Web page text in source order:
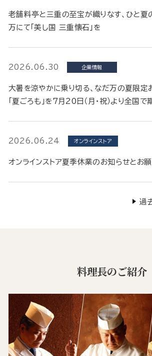
老舗料亭と三重の至宝が織りなす、ひと夏
万にて「美し国 三重懐石」を
2026.06.30 企業情報
大暑を涼やかに乗り切る、なだ万の夏限定
「夏ごろも」を7月20日（月・祝）より全国
2026.06.24 オンラインストア
オンラインストア夏季休業のお知らせとお
過
料理長のご紹介